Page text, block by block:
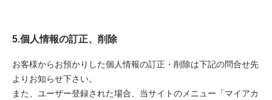
5.個人情報の訂正、削除
お客様からお預かりした個人情報の訂正・削除は下記の問合せ先
よりお知らせ下さい。
また、ユーザー登録された場合、当サイトのメニュー「マイアカ